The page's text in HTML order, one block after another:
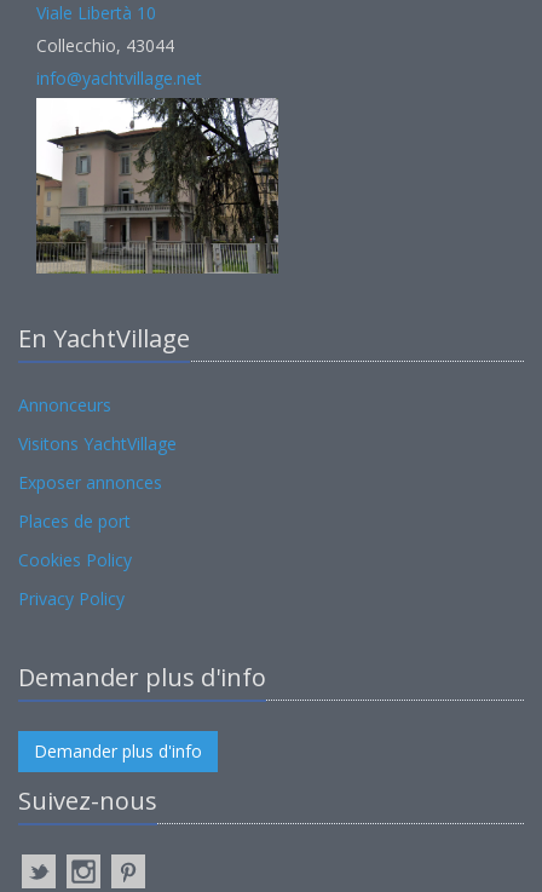
Viale Libertà 10
Collecchio, 43044
info@yachtvillage.net
En YachtVillage
Annonceurs
Visitons YachtVillage
Exposer annonces
Places de port
Cookies Policy
Privacy Policy
Demander plus d'info
Demander plus d'info
Suivez-nous